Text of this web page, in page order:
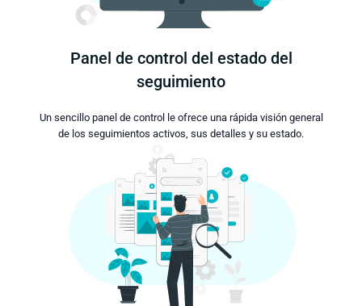
Panel de control del estado del
seguimiento
Un sencillo panel de control le ofrece una rápida visión general
de los seguimientos activos, sus detalles y su estado.